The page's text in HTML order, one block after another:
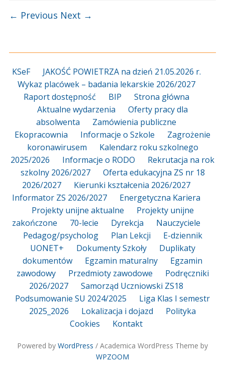
← Previous Next →
KSeF
JAKOŚĆ POWIETRZA na dzień 21.05.2026 r.
Wykaz placówek – badania lekarskie 2026/2027
Raport dostępność
BIP
Strona główna
Aktualne wydarzenia
Oferty pracy dla
absolwenta
Zamówienia publiczne
Ekopracownia
Informacje o Szkole
Zagrożenie
koronawirusem
Kalendarz roku szkolnego
2025/2026
Informacje o RODO
Rekrutacja na rok
szkolny 2026/2027
Oferta edukacyjna ZS nr 18
2026/2027
Kierunki kształcenia 2026/2027
Informator ZS 2026/2027
Energetyczna Kariera
Projekty unijne aktualne
Projekty unijne
zakończone
70-lecie Dyrekcja
Nauczyciele
Pedagog/psycholog
Plan Lekcji
E-dziennik
UONET+
Dokumenty Szkoły
Duplikaty
dokumentów
Egzamin maturalny
Egzamin
zawodowy
Przedmioty zawodowe
Podręczniki
2026/2027
Samorząd Uczniowski ZS18
Podsumowanie SU 2024/2025
Liga Klas I semestr
2025_2026
Lokalizacja i dojazd
Polityka
Cookies
Kontakt
Powered by WordPress / Academica WordPress Theme by
WPZOOM